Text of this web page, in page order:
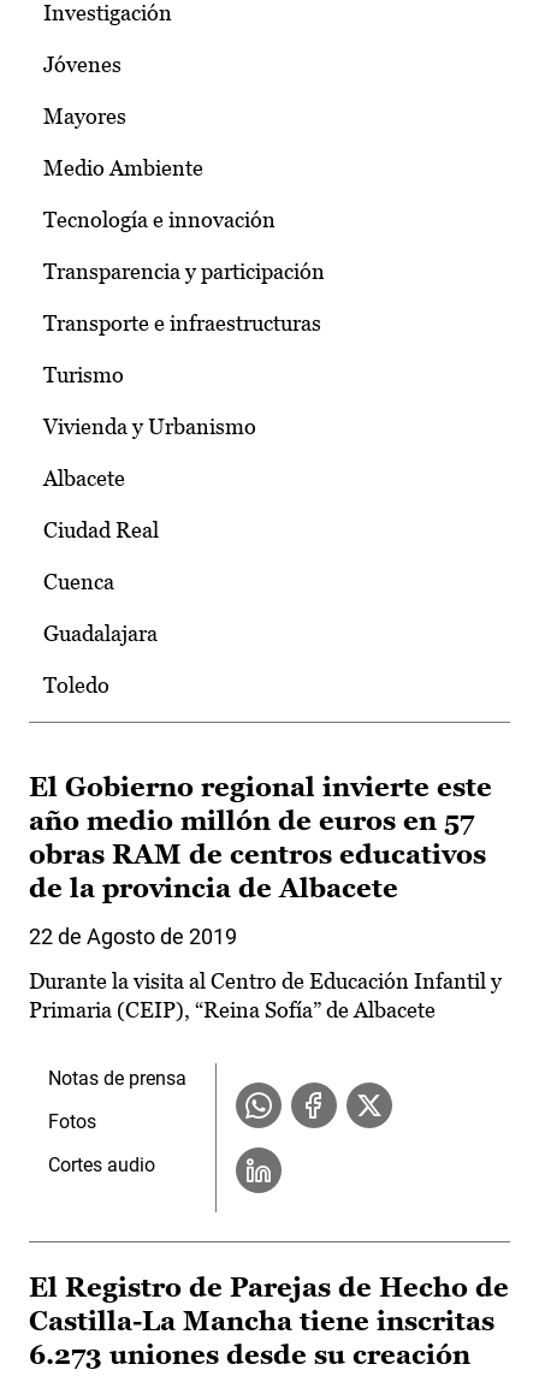
Investigación
Jóvenes
Mayores
Medio Ambiente
Tecnología e innovación
Transparencia y participación
Transporte e infraestructuras
Turismo
Vivienda y Urbanismo
Albacete
Ciudad Real
Cuenca
Guadalajara
Toledo
El Gobierno regional invierte este
año medio millón de euros en 57
obras RAM de centros educativos
de la provincia de Albacete
22 de Agosto de 2019
Durante la visita al Centro de Educación Infantil y
Primaria (CEIP), “Reina Sofía” de Albacete
Notas de prensa
Fotos
Cortes audio
El Registro de Parejas de Hecho de
Castilla-La Mancha tiene inscritas
6.273 uniones desde su creación